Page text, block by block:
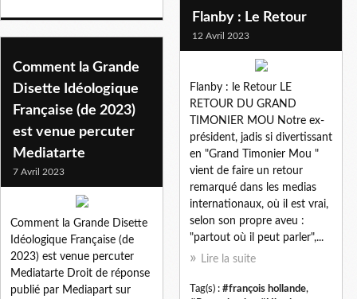
Flanby : Le Retour
12 Avril 2023
Flanby : le Retour LE
RETOUR DU GRAND
TIMONIER MOU Notre ex-
président, jadis si divertissant
en "Grand Timonier Mou "
vient de faire un retour
remarqué dans les medias
internationaux, où il est vrai,
selon son propre aveu :
"partout où il peut parler",...
Lire la suite
Tag(s) : #françois hollande,
Comment la Grande
Disette Idéologique
Française (de 2023)
est venue percuter
Mediatarte
7 Avril 2023
Comment la Grande Disette
Idéologique Française (de
2023) est venue percuter
Mediatarte Droit de réponse
publié par Mediapart sur